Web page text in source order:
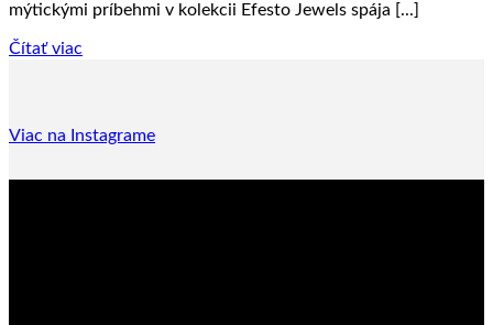
mýtickými príbehmi v kolekcii Efesto Jewels spája [...]
Čítať viac
Viac na Instagrame